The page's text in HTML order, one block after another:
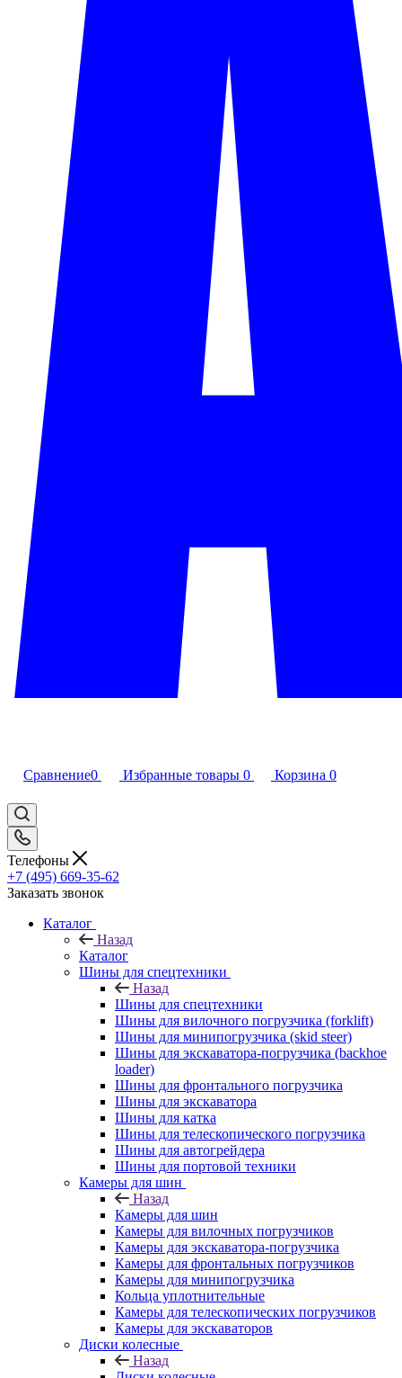
Сравнение0 Избранные товары 0 Корзина 0
Телефоны
+7 (495) 669-35-62
Заказать звонок
Каталог
Назад
Каталог
Шины для спецтехники
Назад
Шины для спецтехники
Шины для вилочного погрузчика (forklift)
Шины для минипогрузчика (skid steer)
Шины для экскаватора-погрузчика (backhoe
loader)
Шины для фронтального погрузчика
Шины для экскаватора
Шины для катка
Шины для телескопического погрузчика
Шины для автогрейдера
Шины для портовой техники
Камеры для шин
Назад
Камеры для шин
Камеры для вилочных погрузчиков
Камеры для экскаватора-погрузчика
Камеры для фронтальных погрузчиков
Камеры для минипогрузчика
Кольца уплотнительные
Камеры для телескопических погрузчиков
Камеры для экскаваторов
Диски колесные
Назад